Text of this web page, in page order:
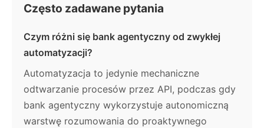
Często zadawane pytania
Czym różni się bank agentyczny od zwykłej
automatyzacji?
Automatyzacja to jedynie mechaniczne
odtwarzanie procesów przez API, podczas gdy
bank agentyczny wykorzystuje autonomiczną
warstwę rozumowania do proaktywnego